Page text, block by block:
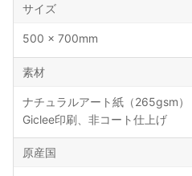
サイズ
500 × 700mm
素材
ナチュラルアート紙（265gsm）
Giclee印刷、非コート仕上げ
原産国